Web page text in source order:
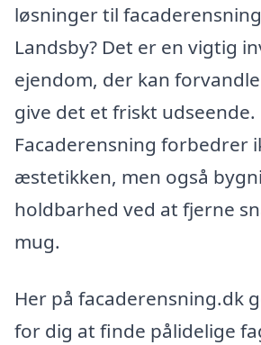
løsninger til
Landsby? Det er en vigtig
ejendom, der kan
give det et friskt udseende.
Facaderensning forbedrer
æstetikken, men også
holdbarhed ved at fjerne
mug.
Her på facaderensning.dk
for dig at finde pålidelige